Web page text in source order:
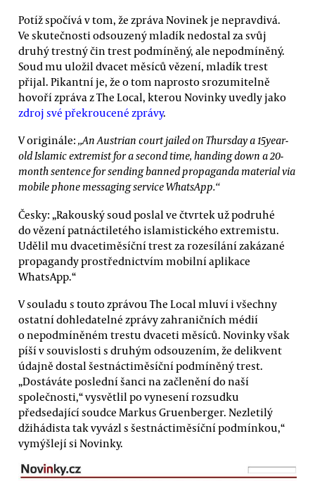
Potíž spočívá v tom, že zpráva Novinek je nepravdivá.
Ve skutečnosti odsouzený mladík nedostal za svůj
druhý trestný čin trest podmíněný, ale nepodmíněný.
Soud mu uložil dvacet měsíců vězení, mladík trest
přijal. Pikantní je, že o tom naprosto srozumitelně
hovoří zpráva z The Local, kterou Novinky uvedly jako
zdroj své překroucené zprávy.
V originále: „An Austrian court jailed on Thursday a 15­year­
old Islamic extremist for a second time, handing down a 20­
month sentence for sending banned propaganda material via
mobile phone messaging service WhatsApp.“
Česky: „Rakouský soud poslal ve čtvrtek už podruhé
do vězení patnáctiletého islamistického extremistu.
Udělil mu dvacetiměsíční trest za rozesílání zakázané
propagandy prostřednictvím mobilní aplikace
WhatsApp.“
V souladu s touto zprávou The Local mluví i všechny
ostatní dohledatelné zprávy zahraničních médií
o nepodmíněném trestu dvaceti měsíců. Novinky však
píší v souvislosti s druhým odsouzením, že delikvent
údajně dostal šestnáctiměsíční podmíněný trest.
„Dostáváte poslední šanci na začlenění do naší
společnosti,“ vysvětlil po vynesení rozsudku
předsedající soudce Markus Gruenberger. Nezletilý
džihádista tak vyvázl s šestnáctiměsíční podmínkou,“
vymýšlejí si Novinky.